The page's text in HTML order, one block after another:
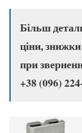
Більш
ціни,
при
+38 (096)